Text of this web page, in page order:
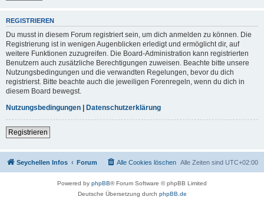
REGISTRIEREN
Du musst in diesem Forum registriert sein, um dich anmelden zu können. Die
Registrierung ist in wenigen Augenblicken erledigt und ermöglicht dir, auf
weitere Funktionen zuzugreifen. Die Board-Administration kann registrierten
Benutzern auch zusätzliche Berechtigungen zuweisen. Beachte bitte unsere
Nutzungsbedingungen und die verwandten Regelungen, bevor du dich
registrierst. Bitte beachte auch die jeweiligen Forenregeln, wenn du dich in
diesem Board bewegst.
Nutzungsbedingungen | Datenschutzerklärung
Registrieren
Seychellen Infos Forum Alle Zeiten sind UTC+02:00
Alle Cookies löschen
Powered by phpBB® Forum Software © phpBB Limited
Deutsche Übersetzung durch phpBB.de